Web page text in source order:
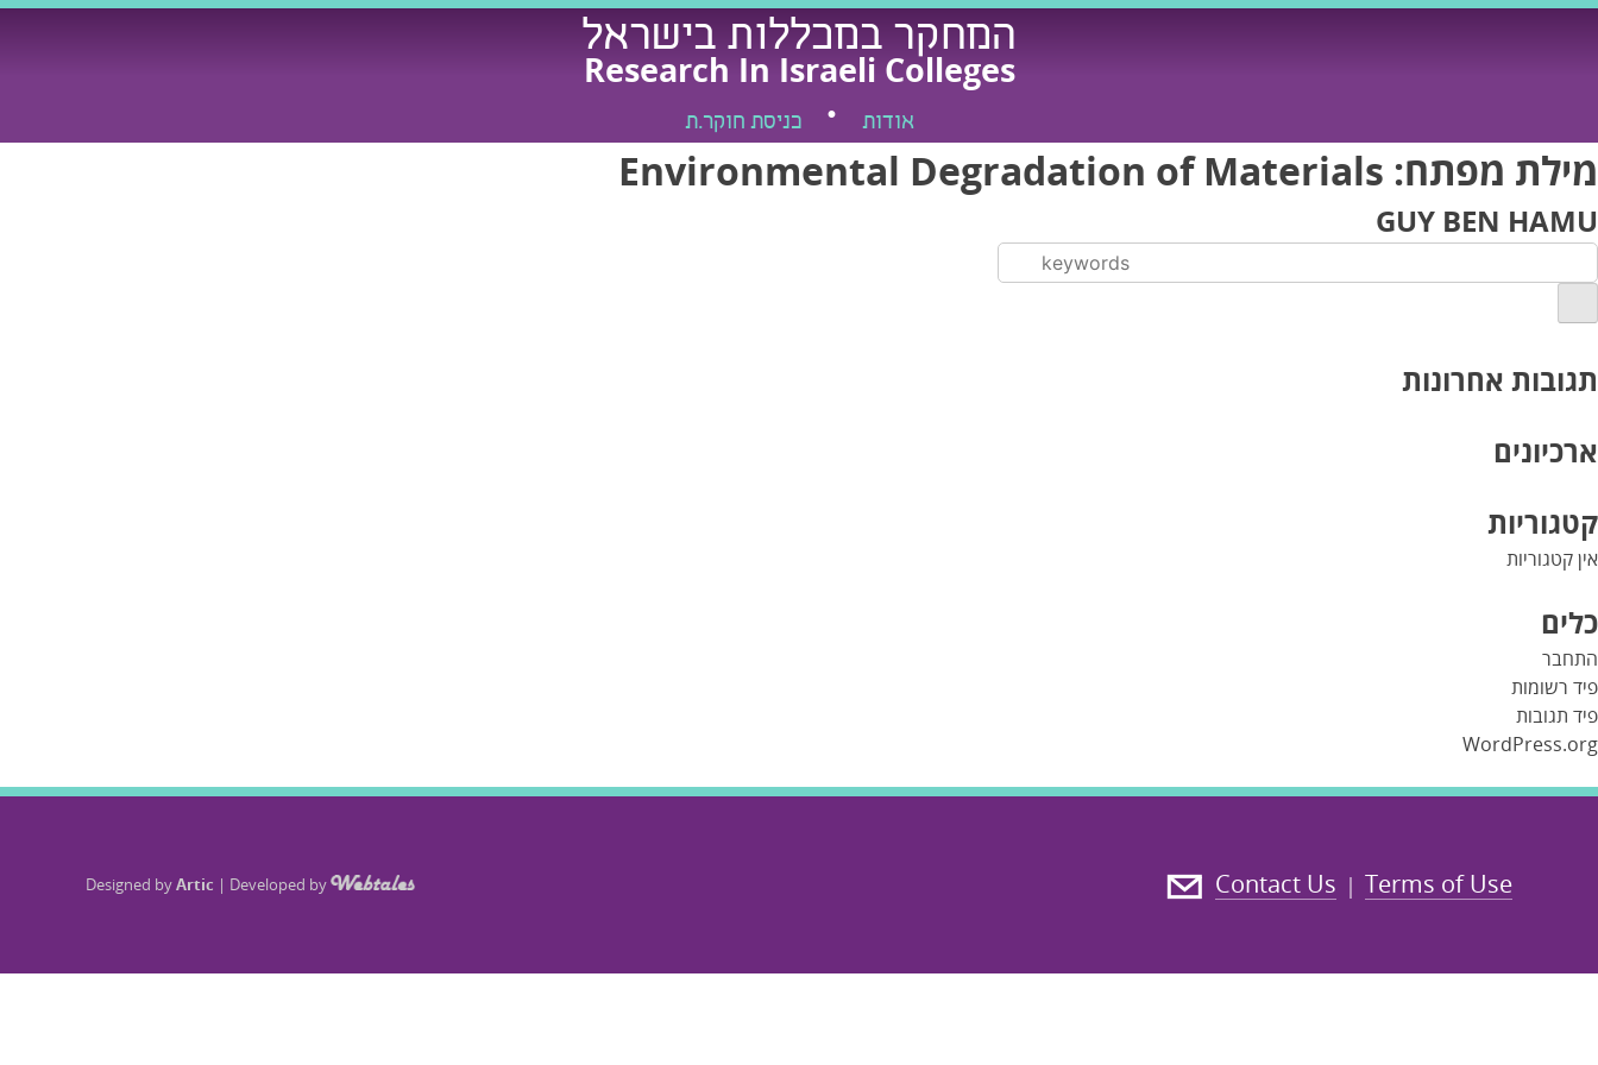
Skip
המחקר במכללות בישראל
Research In Israeli Colleges
אודות כניסת חוקר.ת
מילת מפתח: Environmental Degradation of Materials
GUY BEN HAMU
תגובות אחרונות
ארכיונים
קטגוריות
אין קטגוריות
כלים
התחבר
פיד רשומות
פיד תגובות
WordPress.org
Terms of Use
|
Contact Us
Designed byArtic | Developed by